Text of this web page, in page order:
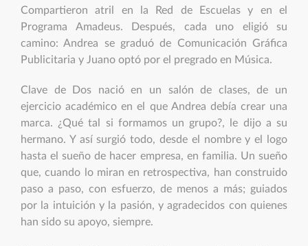
Compartieron atril en la Red de Escuelas y en el
Programa Amadeus. Después, cada uno eligió su
camino: Andrea se graduó de Comunicación Gráfica
Publicitaria y Juano optó por el pregrado en Música.
Clave de Dos nació en un salón de clases, de un
ejercicio académico en el que Andrea debía crear una
marca. ¿Qué tal si formamos un grupo?, le dijo a su
hermano. Y así surgió todo, desde el nombre y el logo
hasta el sueño de hacer empresa, en familia. Un sueño
que, cuando lo miran en retrospectiva, han construido
paso a paso, con esfuerzo, de menos a más; guiados
por la intuición y la pasión, y agradecidos con quienes
han sido su apoyo, siempre.